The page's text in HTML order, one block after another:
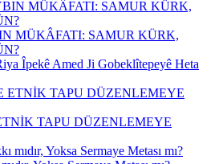
MÜKÂFATI: SAMUR KÜRK,
Ji Gobeklîtepeyê Heta
TAPU DÜZENLEMEYE